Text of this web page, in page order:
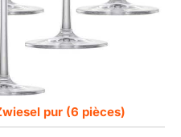
pur (6 pièces)